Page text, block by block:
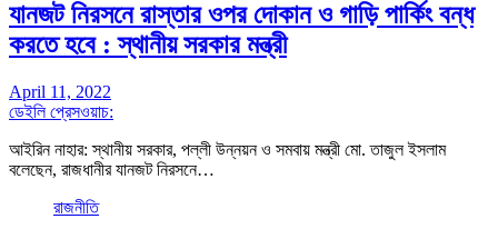
যানজট নিরসনে রাস্তার ওপর দোকান ও গাড়ি পার্কিং বন্ধ
করতে হবে : স্থানীয় সরকার মন্ত্রী
April 11, 2022
ডেইলি প্রেসওয়াচ:
আইরিন নাহার: স্থানীয় সরকার, পল্লী উন্নয়ন ও সমবায় মন্ত্রী মো. তাজুল ইসলাম
বলেছেন, রাজধানীর যানজট নিরসনে…
রাজনীতি